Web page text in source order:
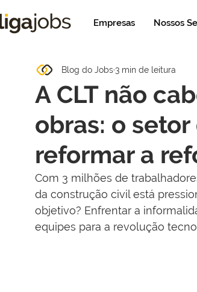
Empresas Nossos
A CLT não
obras: o
reformar a
Blog do Jobs3 min de leitura
Com 3 milhões de
da construção civil está
objetivo? Enfrentar a
equipes para a revolução